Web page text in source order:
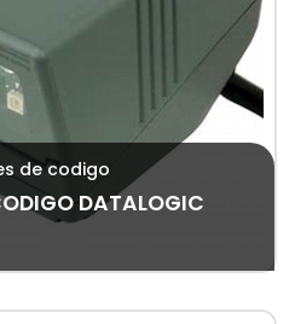
de codigo
DATALOGIC